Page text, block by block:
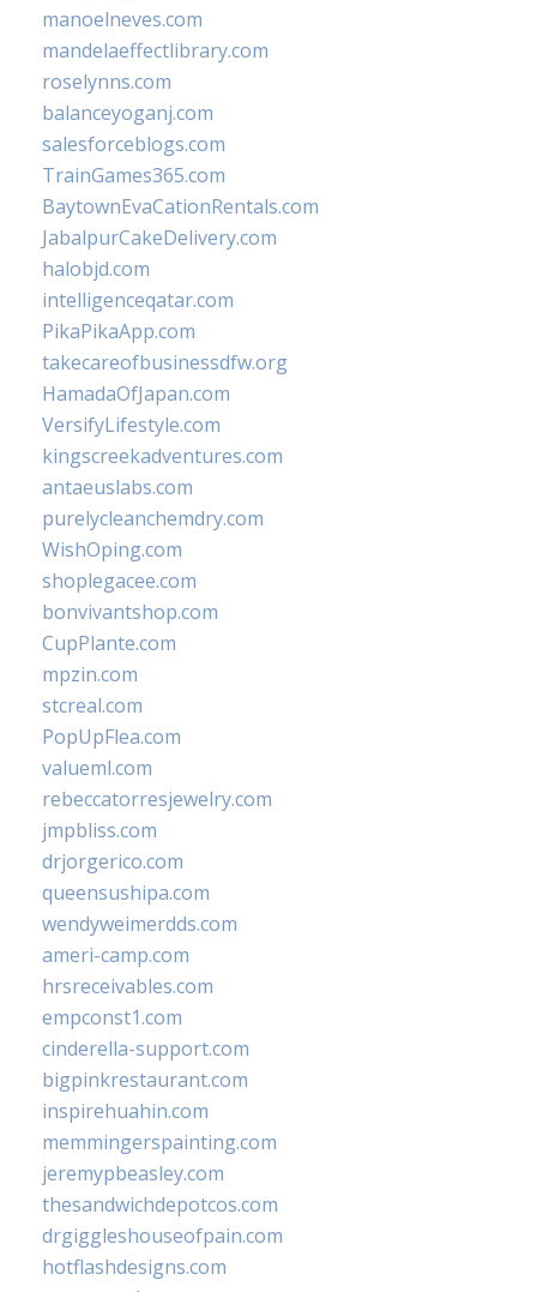
manoelneves.com
mandelaeffectlibrary.com
roselynns.com
balanceyoganj.com
salesforceblogs.com
TrainGames365.com
BaytownEvaCationRentals.com
JabalpurCakeDelivery.com
halobjd.com
intelligenceqatar.com
PikaPikaApp.com
takecareofbusinessdfw.org
HamadaOfJapan.com
VersifyLifestyle.com
kingscreekadventures.com
antaeuslabs.com
purelycleanchemdry.com
WishOping.com
shoplegacee.com
bonvivantshop.com
CupPlante.com
mpzin.com
stcreal.com
PopUpFlea.com
valueml.com
rebeccatorresjewelry.com
jmpbliss.com
drjorgerico.com
queensushipa.com
wendyweimerdds.com
ameri-camp.com
hrsreceivables.com
empconst1.com
cinderella-support.com
bigpinkrestaurant.com
inspirehuahin.com
memmingerspainting.com
jeremypbeasley.com
thesandwichdepotcos.com
drgiggleshouseofpain.com
hotflashdesigns.com